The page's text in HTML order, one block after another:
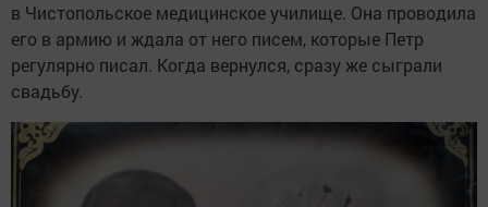
в Чистопольское медицинское училище. Она проводила
его в армию и ждала от него писем, которые Петр
регулярно писал. Когда вернулся, сразу же сыграли
свадьбу.